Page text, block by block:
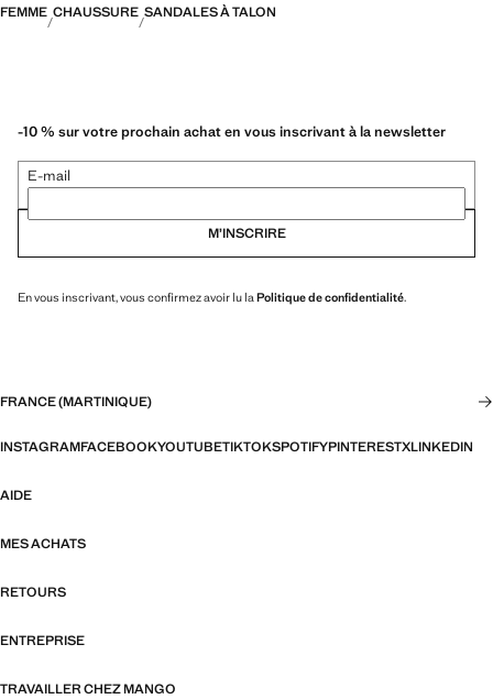
FEMME CHAUSSURE SANDALES À TALON
-10 % sur votre prochain achat en vous inscrivant à la newsletter
E-mail
M’INSCRIRE
En vous inscrivant, vous confirmez avoir lu la Politique de confidentialité.
FRANCE (MARTINIQUE)
INSTAGRAMFACEBOOKYOUTUBETIKTOKSPOTIFYPINTERESTXLINKEDIN
AIDE
MES ACHATS
RETOURS
ENTREPRISE
TRAVAILLER CHEZ MANGO